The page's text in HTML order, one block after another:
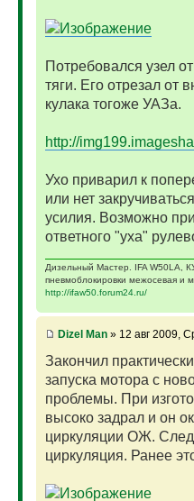
Потребовался узел
тяги. Его отрезал от
кулака тогоже УАЗа.
http://
Ухо приварил к
или нет
усилия. Возможно
ответного "уха"
Дизельный Мастер. IFA W50LA,
пневмоблокировки межосевая и
http://ifaw50.forum24.ru/
Dizel Man» 12 авг 2009,
Закончил
запуска мотора с
проблемы. При
высоко задрал и он
циркуляции ОЖ.
циркуляция. Ранее